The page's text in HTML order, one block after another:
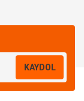
KAYDOL